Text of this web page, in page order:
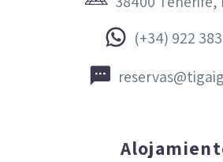

 (+34) 922

